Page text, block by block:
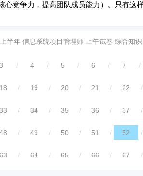
心竞争力，提高团队成员能力）。只有
半年 信息系统项目管理师 上午试卷 综合知识
3 / 4 / 5 / 6 / 7 /
18 / 19 / 20 / 21 / 22 /
33 / 34 / 35 / 36 / 37 /
48 / 49 / 50 / 51 / 52 /
63 / 64 / 65 / 66 / 67 /